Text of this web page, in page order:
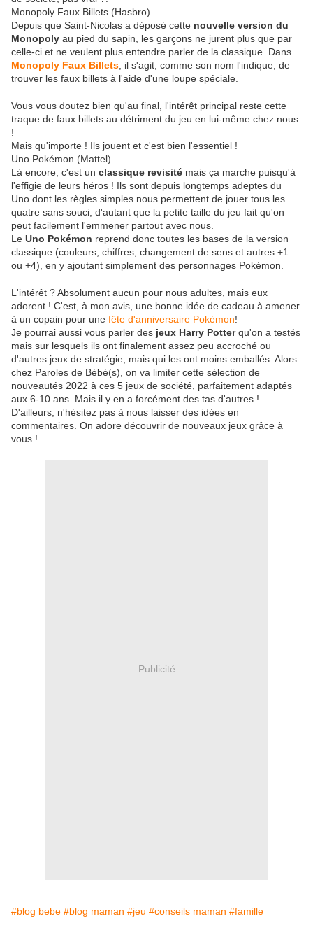
Monopoly Faux Billets (Hasbro)
Depuis que Saint-Nicolas a déposé cette nouvelle version du
Monopoly au pied du sapin, les garçons ne jurent plus que par
celle-ci et ne veulent plus entendre parler de la classique. Dans
Monopoly Faux Billets , il s'agit, comme son nom l'indique, de
trouver les faux billets à l'aide d'une loupe spéciale.
Vous vous doutez bien qu'au final, l'intérêt principal reste cette
traque de faux billets au détriment du jeu en lui-même chez nous
!
Mais qu'importe ! Ils jouent et c'est bien l'essentiel !
Uno Pokémon (Mattel)
Là encore, c'est un classique revisité mais ça marche puisqu'à
l'effigie de leurs héros ! Ils sont depuis longtemps adeptes du
Uno dont les règles simples nous permettent de jouer tous les
quatre sans souci, d'autant que la petite taille du jeu fait qu'on
peut facilement l'emmener partout avec nous.
Le Uno Pokémon reprend donc toutes les bases de la version
classique (couleurs, chiffres, changement de sens et autres +1
ou +4), en y ajoutant simplement des personnages Pokémon.
L'intérêt ? Absolument aucun pour nous adultes, mais eux
adorent ! C'est, à mon avis, une bonne idée de cadeau à amener
à un copain pour une fête d'anniversaire Pokémon!
Je pourrai aussi vous parler des jeux Harry Potterqu'on a testés
mais sur lesquels ils ont finalement assez peu accroché ou
d'autres jeux de stratégie, mais qui les ont moins emballés. Alors
chez Paroles de Bébé(s), on va limiter cette sélection de
nouveautés 2022 à ces 5 jeux de société, parfaitement adaptés
aux 6-10 ans. Mais il y en a forcément des tas d'autres !
D'ailleurs, n'hésitez pas à nous laisser des idées en
commentaires. On adore découvrir de nouveaux jeux grâce à
vous !
Publicité
#blog bebe #blog maman #jeu #conseils maman #famille